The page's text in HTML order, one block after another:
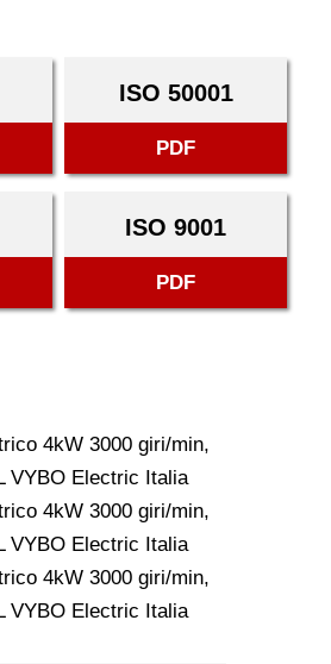
ISO 50001
PDF
ISO 9001
PDF